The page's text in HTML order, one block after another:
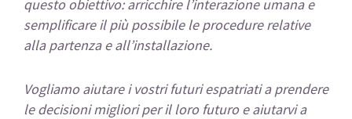
questo obiettivo: arricchire l’interazione umana e
semplificare il più possibile le procedure relative
alla partenza e all’installazione.
Vogliamo aiutare i vostri futuri espatriati a prendere
le decisioni migliori per il loro futuro e aiutarvi a